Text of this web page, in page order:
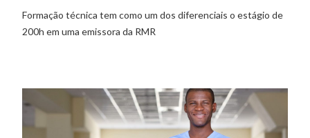
Formação técnica tem como um dos diferenciais o estágio de
200h em uma emissora da RMR